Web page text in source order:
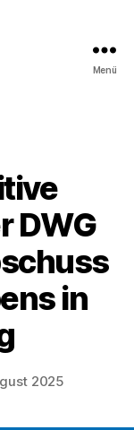
Menü
DWG
in
2025